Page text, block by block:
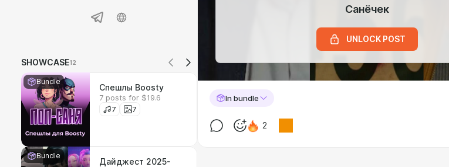
SHOWCASE12
Bundle
Спешлы Boosty
7 posts for $19.6
7
7
Bundle
Дайджест 2025-
Санёчек
UNLOCK POST
In bundle
2